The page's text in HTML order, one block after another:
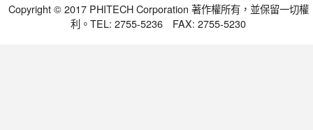
Copyright © 2017 PHITECH Corporation 著作權所有，並保留一切權
利。TEL: 2755-5236 FAX: 2755-5230